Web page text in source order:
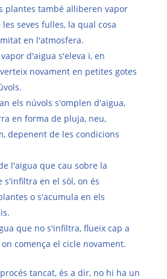
plantes també alliberen vapor
seves fulles, la qual cosa
en l'atmosfera.
vapor d'aigua s'eleva i, en
novament en petites gotes
els núvols s'omplen d'aigua,
en forma de pluja, neu,
depenent de les condicions
l'aigua que cau sobre la
en el sòl, on és
o s'acumula en els
que no s'infiltra, flueix cap a
comença el cicle novament.
tancat, és a dir, no hi ha un